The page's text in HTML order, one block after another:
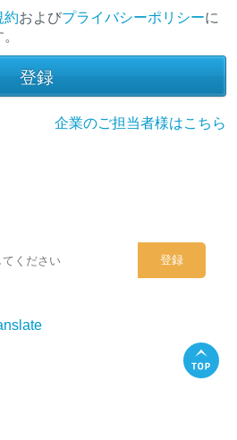
約およびプライバシーポリシーに
企業のご担当者様はこちら